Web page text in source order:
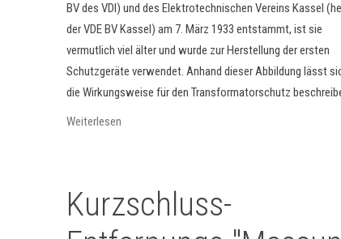
BV des VDI) und des Elektrotechnischen Vereins Kassel
der VDE BV Kassel) am 7. März 1933 entstammt, ist sie
vermutlich viel älter und wurde zur Herstellung der ersten
Schutzgeräte verwendet. Anhand dieser Abbildung lässt
die Wirkungsweise für den Transformatorschutz
Weiterlesen
Kurzschluss-